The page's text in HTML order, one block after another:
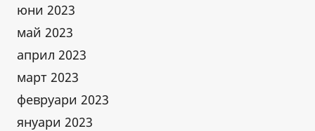
юни 2023
май 2023
април 2023
март 2023
февруари 2023
януари 2023